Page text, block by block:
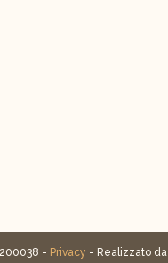
- Privacy - Realizzato da